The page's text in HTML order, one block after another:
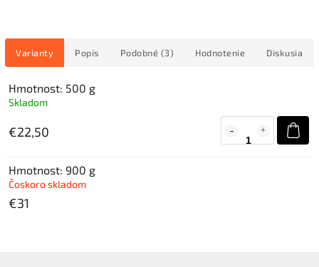
Varianty Popis Podobné (3) Hodnotenie Diskusia
Hmotnost: 500 g
Skladom
€22,50
Hmotnost: 900 g
Čoskoro skladom
€31